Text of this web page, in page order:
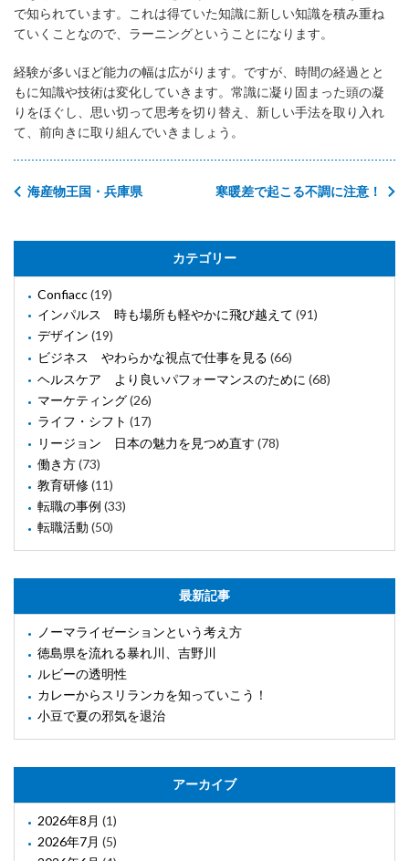
で知られています。これは得ていた知識に新しい知識を積み重ね
ていくことなので、ラーニングということになります。
経験が多いほど能力の幅は広がります。ですが、時間の経過とと
もに知識や技術は変化していきます。常識に凝り固まった頭の凝
りをほぐし、思い切って思考を切り替え、新しい手法を取り入れ
て、前向きに取り組んでいきましょう。
寒暖差で起こる不調に注意！
海産物王国・兵庫県
カテゴリー
Confiacc(19)
インパルス 時も場所も軽やかに飛び越えて (91)
デザイン (19)
ビジネス やわらかな視点で仕事を見る (66)
ヘルスケア より良いパフォーマンスのために (68)
マーケティング(26)
ライフ・シフト (17)
リージョン 日本の魅力を見つめ直す (78)
働き方(73)
教育研修(11)
転職の事例 (33)
転職活動 (50)
最新記事
ノーマライゼーションという考え方
徳島県を流れる暴れ川、吉野川
ルビーの透明性
カレーからスリランカを知っていこう！
小豆で夏の邪気を退治
アーカイブ
2026年8月 (1)
2026年7月 (5)